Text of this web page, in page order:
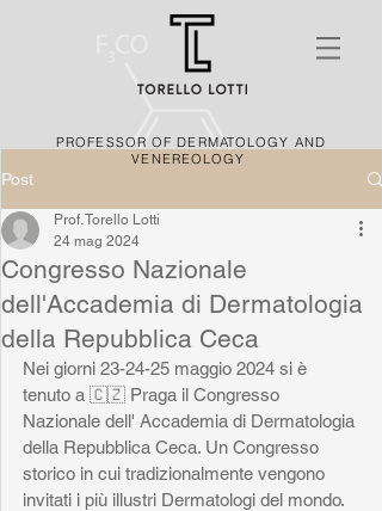
PROFESSOR OF DERMATOLOGY AND
VENEREOLOGY
Post
Congresso Nazionale
dell'Accademia di Dermatologia
della Repubblica Ceca
Prof. Torello Lotti
24 mag 2024
Nei giorni 23-24-25 maggio 2024 si è
tenuto a 🇨🇿 Praga il Congresso
Nazionale dell' Accademia di Dermatologia
della Repubblica Ceca. Un Congresso
storico in cui tradizionalmente vengono
invitati i più illustri Dermatologi del mondo.